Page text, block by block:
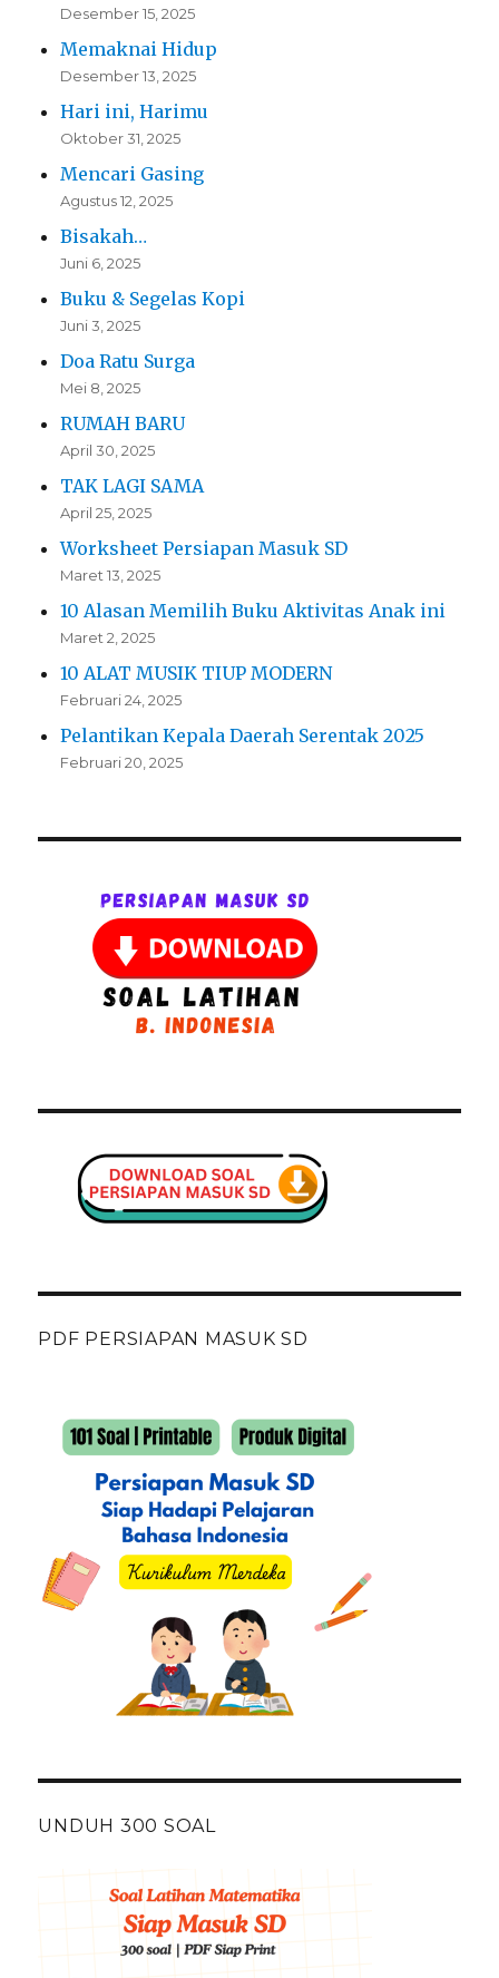
Desember 15, 2025
Memaknai Hidup
Desember 13, 2025
Hari ini, Harimu
Oktober 31, 2025
Mencari Gasing
Agustus 12, 2025
Bisakah…
Juni 6, 2025
Buku & Segelas Kopi
Juni 3, 2025
Doa Ratu Surga
Mei 8, 2025
RUMAH BARU
April 30, 2025
TAK LAGI SAMA
April 25, 2025
Worksheet Persiapan Masuk SD
Maret 13, 2025
10 Alasan Memilih Buku Aktivitas Anak ini
Maret 2, 2025
10 ALAT MUSIK TIUP MODERN
Februari 24, 2025
Pelantikan Kepala Daerah Serentak 2025
Februari 20, 2025
PDF PERSIAPAN MASUK SD
UNDUH 300 SOAL